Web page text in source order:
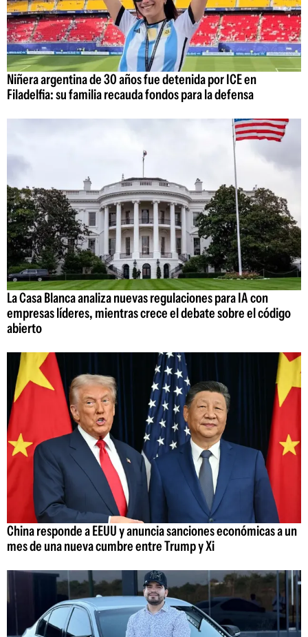
Niñera argentina de 30 años fue detenida por ICE en
Filadelfia: su familia recauda fondos para la defensa
La Casa Blanca analiza nuevas regulaciones para IA con
empresas líderes, mientras crece el debate sobre el código
abierto
China responde a EEUU y anuncia sanciones económicas a un
mes de una nueva cumbre entre Trump y Xi